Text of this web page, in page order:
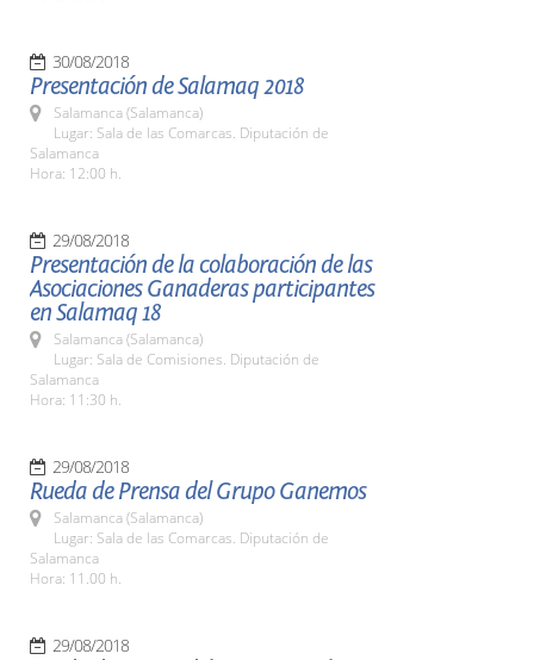
30/08/2018
Presentación de Salamaq 2018
Salamanca (Salamanca)
Lugar: Sala de las Comarcas. Diputación de
Salamanca
Hora: 12:00 h.
29/08/2018
Presentación de la colaboración de las
Asociaciones Ganaderas participantes
en Salamaq 18
Salamanca (Salamanca)
Lugar: Sala de Comisiones. Diputación de
Salamanca
Hora: 11:30 h.
29/08/2018
Rueda de Prensa del Grupo Ganemos
Salamanca (Salamanca)
Lugar: Sala de las Comarcas. Diputación de
Salamanca
Hora: 11.00 h.
29/08/2018